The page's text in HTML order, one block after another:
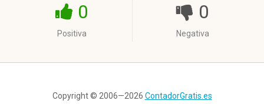
0
Positiva
0
Negativa
Copyright © 2006—2026 ContadorGratis.es